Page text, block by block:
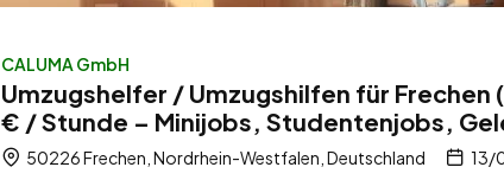
CALUMA GmbH
Umzugshelfer / Umzugshilfen für
€ / Stunde – Minijobs, Studentenjobs,
50226 Frechen, Nordrhein-Westfalen, Deutschland 13/